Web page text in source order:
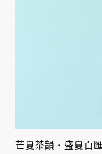
芒夏茶韻・盛夏百